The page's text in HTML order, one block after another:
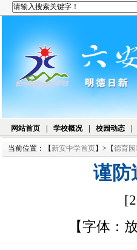
网站首页 学校概况 校园动态
当前位置：【 新安中学首页】>【德育
谨防
【字体：